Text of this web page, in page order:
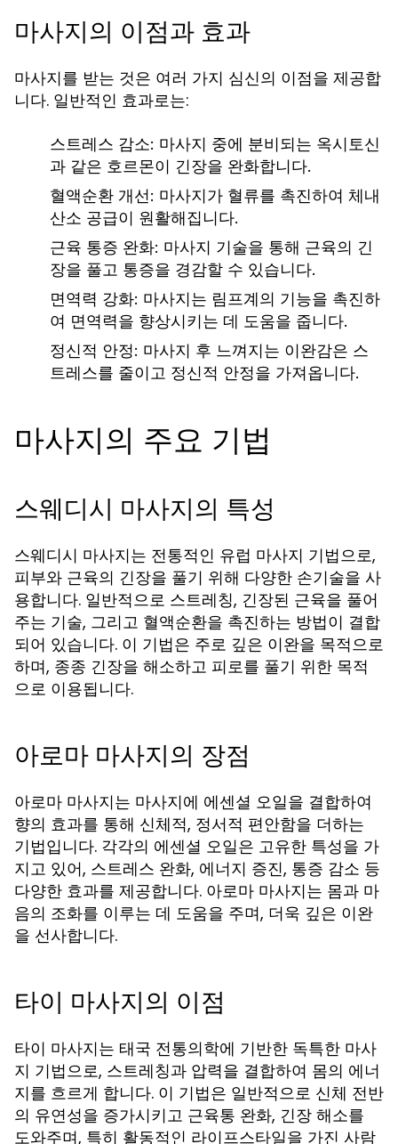
마사지의 이점과 효과
마사지를 받는 것은 여러 가지 심신의 이점을 제공합
니다. 일반적인 효과로는:
스트레스 감소: 마사지 중에 분비되는 옥시토신
과 같은 호르몬이 긴장을 완화합니다.
혈액순환 개선: 마사지가 혈류를 촉진하여 체내
산소 공급이 원활해집니다.
근육 통증 완화: 마사지 기술을 통해 근육의 긴
장을 풀고 통증을 경감할 수 있습니다.
면역력 강화: 마사지는 림프계의 기능을 촉진하
여 면역력을 향상시키는 데 도움을 줍니다.
정신적 안정: 마사지 후 느껴지는 이완감은 스
트레스를 줄이고 정신적 안정을 가져옵니다.
마사지의 주요 기법
스웨디시 마사지의 특성
스웨디시 마사지는 전통적인 유럽 마사지 기법으로,
피부와 근육의 긴장을 풀기 위해 다양한 손기술을 사
용합니다. 일반적으로 스트레칭, 긴장된 근육을 풀어
주는 기술, 그리고 혈액순환을 촉진하는 방법이 결합
되어 있습니다. 이 기법은 주로 깊은 이완을 목적으로
하며, 종종 긴장을 해소하고 피로를 풀기 위한 목적
으로 이용됩니다.
아로마 마사지의 장점
아로마 마사지는 마사지에 에센셜 오일을 결합하여
향의 효과를 통해 신체적, 정서적 편안함을 더하는
기법입니다. 각각의 에센셜 오일은 고유한 특성을 가
지고 있어, 스트레스 완화, 에너지 증진, 통증 감소 등
다양한 효과를 제공합니다. 아로마 마사지는 몸과 마
음의 조화를 이루는 데 도움을 주며, 더욱 깊은 이완
을 선사합니다.
타이 마사지의 이점
타이 마사지는 태국 전통의학에 기반한 독특한 마사
지 기법으로, 스트레칭과 압력을 결합하여 몸의 에너
지를 흐르게 합니다. 이 기법은 일반적으로 신체 전반
의 유연성을 증가시키고 근육통 완화, 긴장 해소를
도와주며, 특히 활동적인 라이프스타일을 가진 사람